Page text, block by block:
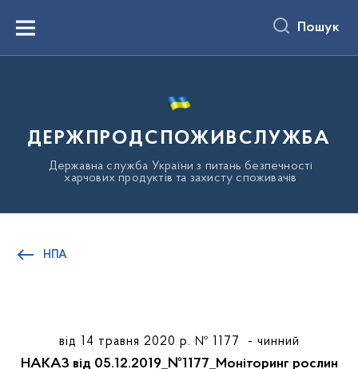
вмістуMenu Пошук
ДЕРЖПРОДСПОЖИВСЛУЖБА
Державна служба України з питань безпечності
харчових продуктів та захисту споживачів
НПА
від 14 травня 2020 р. № 1177 - чинний
НАКАЗ від 05.12.2019_№1177_Моніторинг рослин